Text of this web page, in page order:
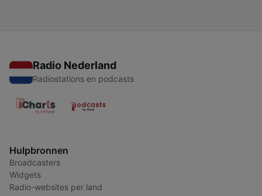
Radio Nederland
Radiostations en podcasts
Hulpbronnen
Broadcasters
Widgets
Radio-websites per land